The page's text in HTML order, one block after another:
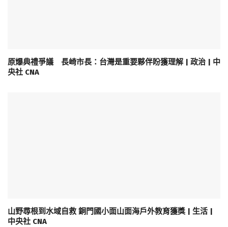
原爆典禮爭議 長崎市長：台灣是重要夥伴盼獲理解 | 政治 | 中
央社 CNA
山野尋根到水域自救 銅門國小面山面海戶外教育獲獎 | 生活 |
中央社 CNA